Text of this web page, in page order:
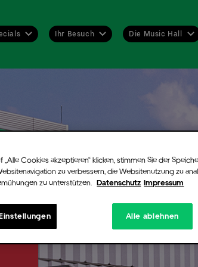
Ihr Besuch Die Music Hall
Sie sich kostenlos für unseren Newsletter.
für eine Veranstaltung keine Tickets mehr
registrieren. Sollten durch Aufhebung von
„Alle Cookies akzeptieren“ klicken, stimmen Sie der
zu verbessern, die Websitenutzung zu
zu unterstützen.
Datenschutz Impressum
Alle ablehnen